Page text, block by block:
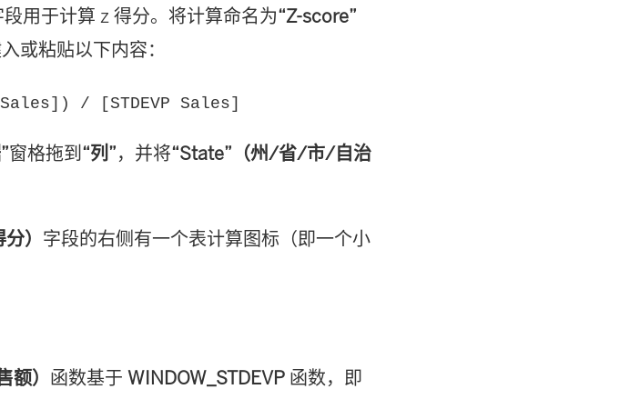
用于计算 z 得分。将计算命名为“Z-score”
或粘贴以下内容：
/ [STDEVP Sales]
窗格拖到 “列”，并将“State”（州/省/市/自治
） 字段的右侧有一个表计算图标（即一个小
额） 函数基于WINDOW_STDEVP 函数，即